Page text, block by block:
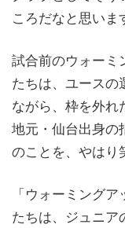
ころだなと思いま
試合前のウォーミ
たちは、ユースの
ながら、枠を外れ
地元・仙台出身の
のことを、やはり
「ウォーミング
たちは、ジュニア